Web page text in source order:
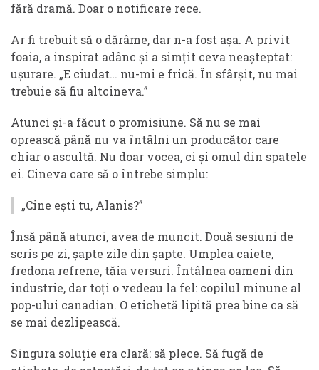
fără dramă. Doar o notificare rece.
Ar fi trebuit să o dărâme, dar n-a fost așa. A privit
foaia, a inspirat adânc și a simțit ceva neașteptat:
ușurare. „E ciudat… nu-mi e frică. În sfârșit, nu mai
trebuie să fiu altcineva.”
Atunci și-a făcut o promisiune. Să nu se mai
oprească până nu va întâlni un producător care
chiar o ascultă. Nu doar vocea, ci și omul din spatele
ei. Cineva care să o întrebe simplu:
„Cine ești tu, Alanis?”
Însă până atunci, avea de muncit. Două sesiuni de
scris pe zi, șapte zile din șapte. Umplea caiete,
fredona refrene, tăia versuri. Întâlnea oameni din
industrie, dar toți o vedeau la fel: copilul minune al
pop-ului canadian. O etichetă lipită prea bine ca să
se mai dezlipească.
Singura soluție era clară: să plece. Să fugă de